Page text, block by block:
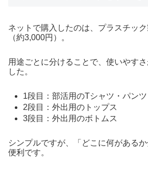
ネットで購入したのは、プラスチッ
（約3,000円）。
用途ごとに分けることで、使いやす
した。
1段目：部活用のTシャツ・パンツ
2段目：外出用のトップス
3段目：外出用のボトムス
シンプルですが、「どこに何がある
便利です。